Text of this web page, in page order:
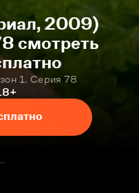
2009)
смотреть
1. Серия 78